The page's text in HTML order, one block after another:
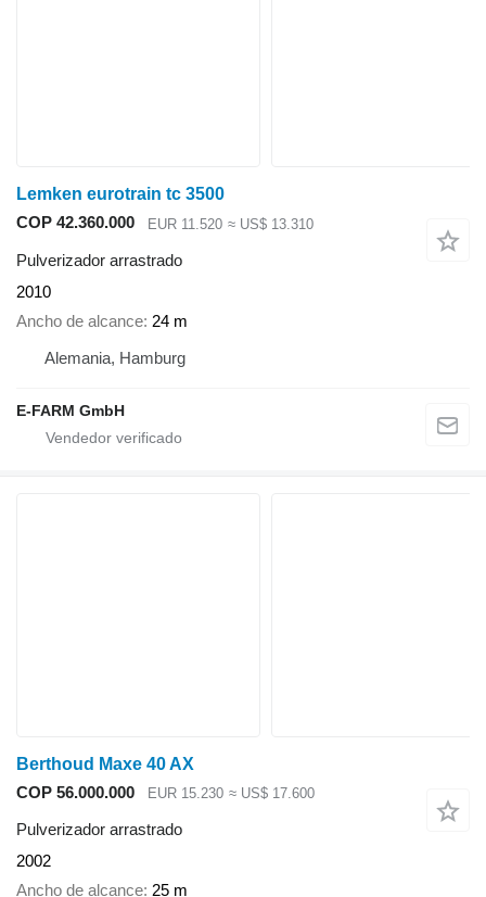
Lemken eurotrain tc 3500
COP 42.360.000
EUR 11.520 ≈ US$ 13.310
Pulverizador arrastrado
2010
Ancho de alcance 24 m
Alemania, Hamburg
E-FARM GmbH
Berthoud Maxe 40 AX
COP 56.000.000
EUR 15.230 ≈ US$ 17.600
Pulverizador arrastrado
2002
Ancho de alcance 25 m